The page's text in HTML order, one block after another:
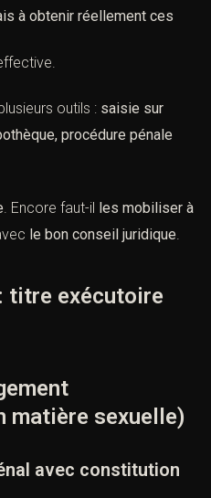
à obtenir réellement ces
outils : saisie sur
procédure pénale
. Encore faut-il les mobiliser à
le bon conseil juridique.
exécutoire
matière sexuelle)
avec constitution